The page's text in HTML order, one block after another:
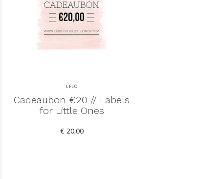
LFLO
Cadeaubon €20 // Labels
for Little Ones
€ 20,00